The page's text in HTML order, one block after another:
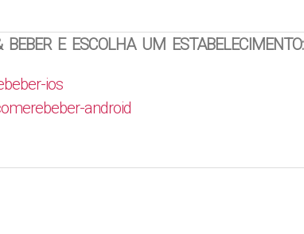
E ESCOLHA UM ESTABELECIMENTO:
ios
android